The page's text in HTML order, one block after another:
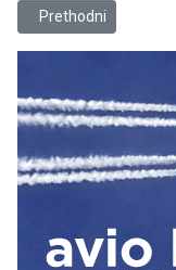
Prethodni članak:
Prethodni